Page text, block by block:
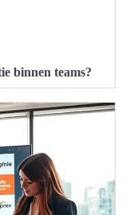
binnen teams?